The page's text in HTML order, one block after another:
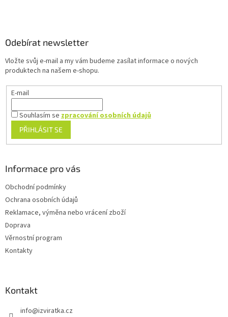
Odebírat newsletter
Vložte svůj e-mail a my vám budeme zasílat informace o nových
produktech na našem e-shopu.
E-mail
Souhlasím se zpracování osobních údajů
PŘIHLÁSIT SE
Informace pro vás
Obchodní podmínky
Ochrana osobních údajů
Reklamace, výměna nebo vrácení zboží
Doprava
Věrnostní program
Kontakty
Kontakt
info@izviratka.cz